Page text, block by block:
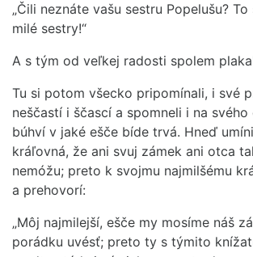
„Čili neznáte vašu sestru Popelušu?
milé sestry!“
A s tým od veľkej radosti spolem
Tu si potom všecko pripomínali, i své
neščastí i ščascí a spomneli i na
búhví v jaké ešče bíde trvá. Hneď
kráľovná, že ani svuj zámek ani otca
nemóžu; preto k svojmu najmilšému
a prehovorí:
„Môj najmilejší, ešče my mosíme náš
porádku uvésť; preto ty s týmito